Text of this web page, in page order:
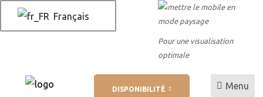
Français
Pour une visualisation
optimale
DISPONIBILITÉ Menu